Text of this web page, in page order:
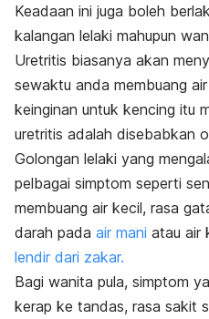
Keadaan ini juga boleh
kalangan lelaki mahupun
Uretritis biasanya akan
sewaktu anda membuang
keinginan untuk kencing itu
uretritis adalah disebabkan
Golongan lelaki yang
pelbagai simptom seperti
membuang air kecil, rasa
darah pada air mani atau air
lendir dari zakar.
Bagi wanita pula, simptom
kerap ke tandas, rasa sakit